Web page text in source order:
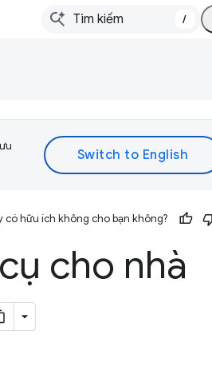
/
có hữu ích không cho bạn không?
cho nhà